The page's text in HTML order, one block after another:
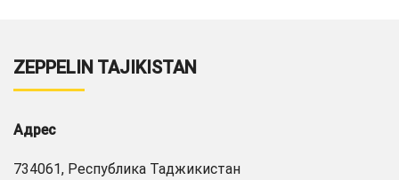
ZEPPELIN TAJIKISTAN
Адрес
734061, Республика Таджикистан